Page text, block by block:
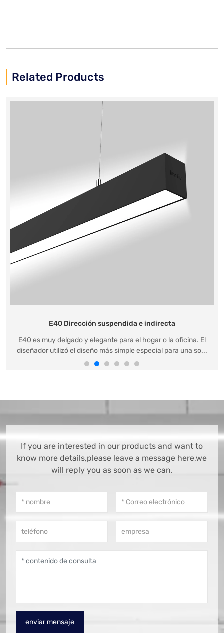
Related Products
E40 Dirección suspendida e indirecta
E40 es muy delgado y elegante para el hogar o la oficina. El
diseñador utilizó el diseño más simple especial para una so...
If you are interested in our products and want to
know more details,please leave a message here,we
will reply you as soon as we can.
enviar mensaje